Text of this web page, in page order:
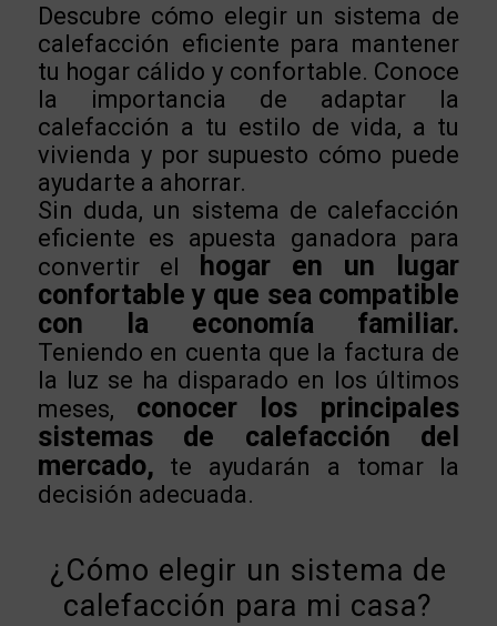
Descubre cómo elegir un sistema de
calefacción eficiente para mantener
tu hogar cálido y confortable. Conoce
la importancia de adaptar la
calefacción a tu estilo de vida, a tu
vivienda y por supuesto cómo puede
ayudarte a ahorrar.
Sin duda, un sistema de calefacción
eficiente es apuesta ganadora para
convertir el
hogar en un lugar
confortable y que sea compatible
con la economía familiar.
Teniendo en cuenta que la factura de
la luz se ha disparado en los últimos
meses, conocer los principales
sistemas de calefacción del
mercado, te ayudarán a tomar la
decisión adecuada.
¿Cómo elegir un sistema de
calefacción para mi casa?